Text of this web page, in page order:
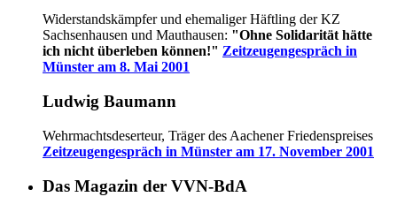
Widerstandskämpfer und ehemaliger Häftling der KZ
Sachsenhausen und Mauthausen: "Ohne Solidarität hätte
ich nicht überleben können!" Zeitzeugengespräch in
Münster am 8. Mai 2001
Ludwig Baumann
Wehrmachtsdeserteur, Träger des Aachener Friedenspreises
Zeitzeugengespräch in Münster am 17. November 2001
Das Magazin der VVN-BdA